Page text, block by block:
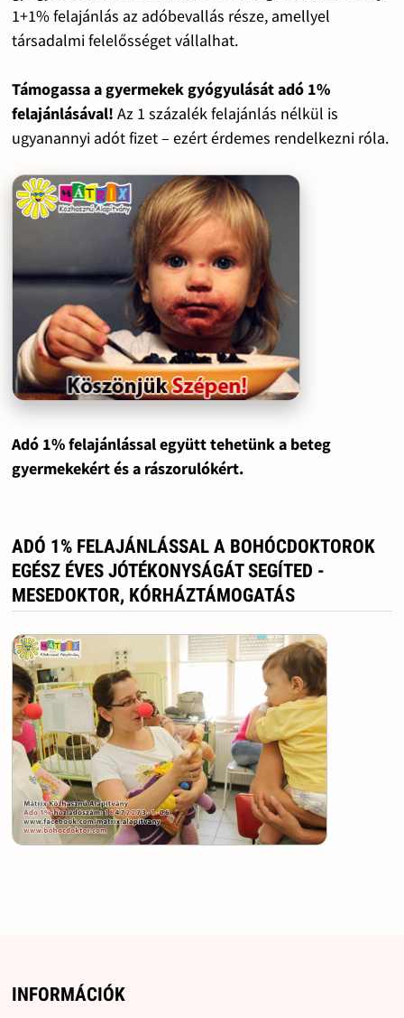
1+1% felajánlás az adóbevallás része, amellyel
társadalmi felelősséget vállalhat.
Támogassa a gyermekek gyógyulását adó 1%
felajánlásával! Az 1 százalék felajánlás nélkül is
ugyanannyi adót fizet – ezért érdemes rendelkezni róla.
Adó 1% felajánlással együtt tehetünk a beteg
gyermekekért és a rászorulókért.
ADÓ 1% FELAJÁNLÁSSAL A BOHÓCDOKTOROK
EGÉSZ ÉVES JÓTÉKONYSÁGÁT SEGÍTED -
MESEDOKTOR, KÓRHÁZTÁMOGATÁS
INFORMÁCIÓK